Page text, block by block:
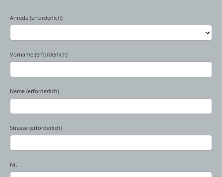
Anrede (erforderlich)
Vorname (erforderlich)
Name (erforderlich)
Strasse (erforderlich)
Nr.